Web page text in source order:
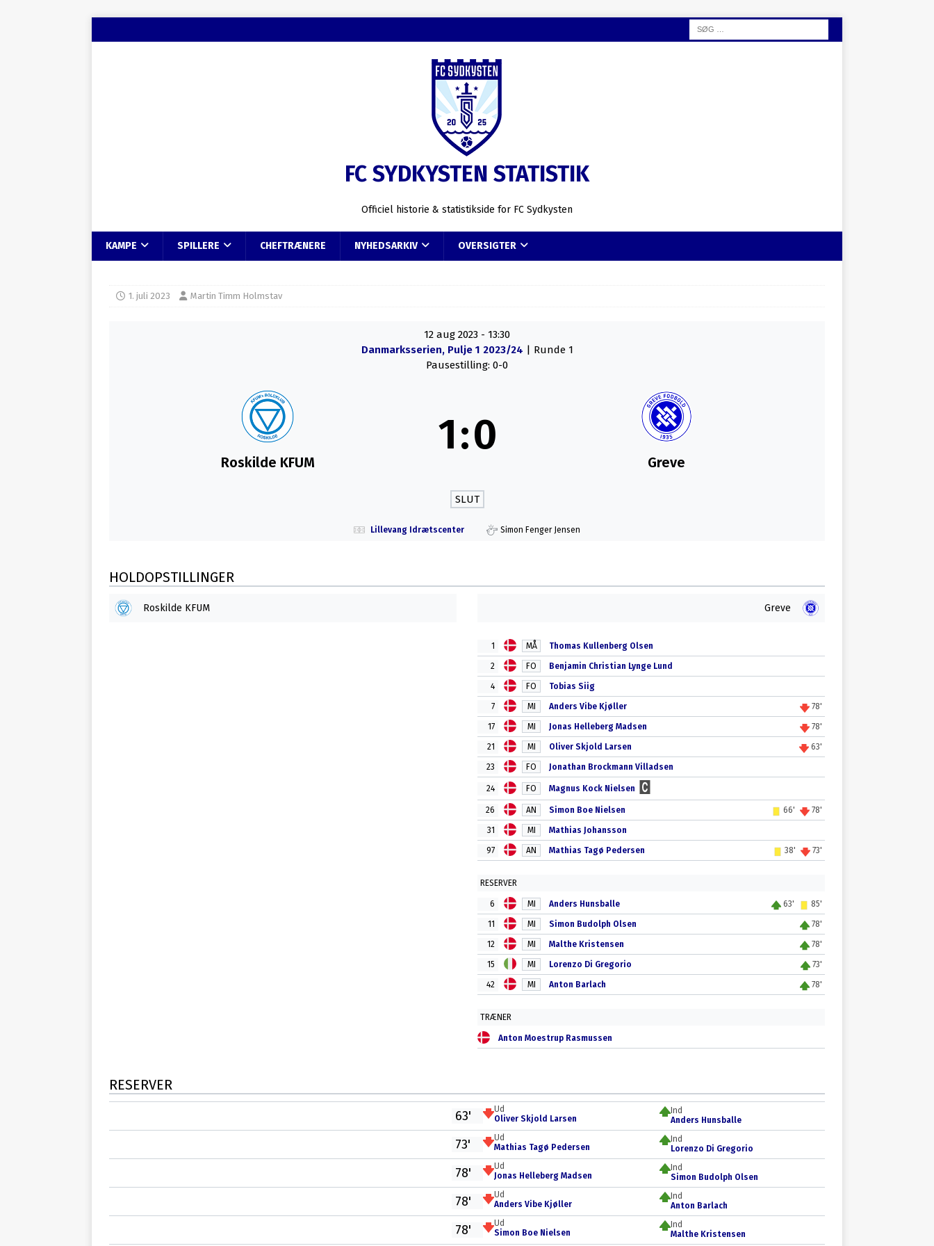
FC SYDKYSTEN STATISTIK
Officiel historie & statistikside for FC Sydkysten
KAMPE SPILLERE CHEFTRÆNERE NYHEDSARKIV OVERSIGTER
1. juli 2023 Martin Timm Holmstav
12 aug 2023 - 13:30
Danmarksserien, Pulje 1 2023/24 | Runde 1
Pausestilling: 0-0
Roskilde KFUM
1:0
Greve
SLUT
Lillevang Idrætscenter Simon Fenger Jensen
HOLDOPSTILLINGER
Roskilde KFUM Greve
1 MÅ Thomas Kullenberg Olsen
2 FO Benjamin Christian Lynge Lund
4 FO Tobias Siig
7 MI Anders Vibe Kjøller 78'
17 MI Jonas Helleberg Madsen 78'
21 MI Oliver Skjold Larsen 63'
23 FO Jonathan Brockmann Villadsen
24 FO Magnus Kock Nielsen
26 AN Simon Boe Nielsen 66' 78'
31 MI Mathias Johansson
97 AN Mathias Tagø Pedersen 38' 73'
RESERVER
6 MI Anders Hunsballe 63' 85'
11 MI Simon Budolph Olsen 78'
12 MI Malthe Kristensen 78'
15 MI Lorenzo Di Gregorio 73'
42 MI Anton Barlach 78'
TRÆNER
Anton Moestrup Rasmussen
RESERVER
63'
Ud
Oliver Skjold Larsen
Ind
Anders Hunsballe
73'
Ud
Mathias Tagø Pedersen
Ind
Lorenzo Di Gregorio
78'
Ud
Jonas Helleberg Madsen
Ind
Simon Budolph Olsen
78'
Ud
Anders Vibe Kjøller
Ind
Anton Barlach
78'
Ud
Simon Boe Nielsen
Ind
Malthe Kristensen